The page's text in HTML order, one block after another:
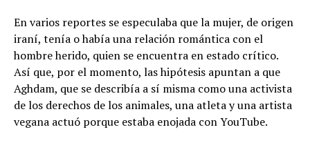
En varios reportes se especulaba que la mujer, de origen
iraní, tenía o había una relación romántica con el
hombre herido, quien se encuentra en estado crítico.
Así que, por el momento, las hipótesis apuntan a que
Aghdam, que se describía a sí misma como una activista
de los derechos de los animales, una atleta y una artista
vegana actuó porque estaba enojada con YouTube.